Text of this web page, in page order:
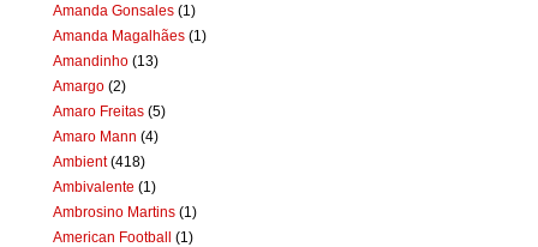
Amanda Gonsales (1)
Amanda Magalhães (1)
Amandinho (13)
Amargo (2)
Amaro Freitas (5)
Amaro Mann (4)
Ambient (418)
Ambivalente (1)
Ambrosino Martins (1)
American Football (1)